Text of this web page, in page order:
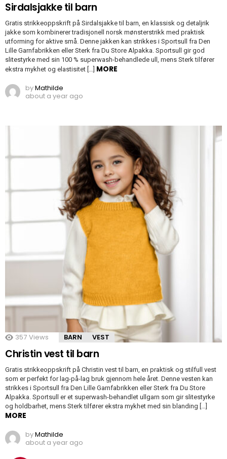
Sirdalsjakke til barn
Gratis strikkeoppskrift på Sirdalsjakke til barn, en klassisk og detaljrik
jakke som kombinerer tradisjonell norsk mønsterstrikk med praktisk
utforming for aktive små. Denne jakken kan strikkes i Sportsull fra Den
Lille Garnfabrikken eller Sterk fra Du Store Alpakka. Sportsull gir god
slitestyrke med sin 100 % superwash-behandlede ull, mens Sterk tilfører
ekstra mykhet og elastisitet […] MORE
byMathilde
about a year ago
357 Views BARN VEST
Christin vest til barn
Gratis strikkeoppskrift på Christin vest til barn, en praktisk og stilfull vest
som er perfekt for lag-på-lag bruk gjennom hele året. Denne vesten kan
strikkes i Sportsull fra Den Lille Garnfabrikken eller Sterk fra Du Store
Alpakka. Sportsull er et superwash-behandlet ullgarn som gir slitestyrke
og holdbarhet, mens Sterk tilfører ekstra mykhet med sin blanding […]
MORE
byMathilde
about a year ago